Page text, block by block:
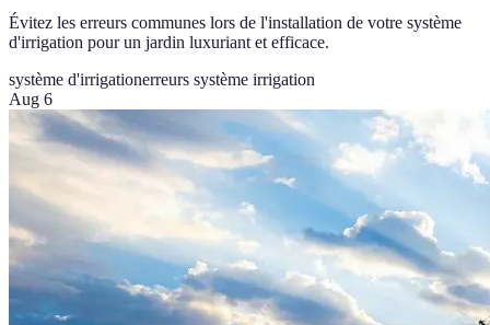
Évitez les erreurs communes lors de l'installation de votre système
d'irrigation pour un jardin luxuriant et efficace.
système d'irrigationerreurs système irrigation
Aug 6